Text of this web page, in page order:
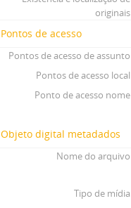
originais
Pontos de acesso
Pontos de acesso de assunto
Pontos de acesso local
Ponto de acesso nome
Objeto digital metadados
Nome do arquivo
Tipo de mídia